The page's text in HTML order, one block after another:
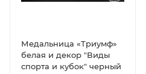
Медальница «Триумф»
белая и декор "Виды
спорта и кубок" черный